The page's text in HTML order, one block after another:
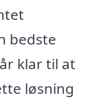
bedste
klar til at
løsning